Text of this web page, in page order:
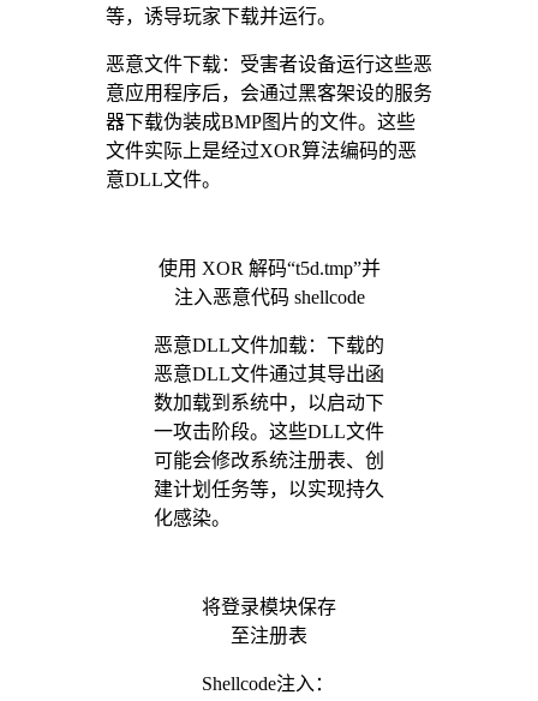
等，诱导玩家下载并运行。
恶意文件下载：受害者设备运行这些恶
意应用程序后，会通过黑客架设的服务
器下载伪装成BMP图片的文件。这些
文件实际上是经过XOR算法编码的恶
意DLL文件。
使用 XOR 解码“t5d.tmp”并
注入恶意代码 shellcode
恶意DLL文件加载：下载的
恶意DLL文件通过其导出函
数加载到系统中，以启动下
一攻击阶段。这些DLL文件
可能会修改系统注册表、创
建计划任务等，以实现持久
化感染。
将登录模块保存
至注册表
Shellcode注入：